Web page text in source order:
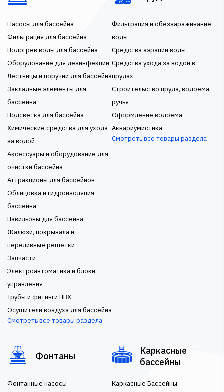
Насосы для бассейна
Фильтрация для бассейна
Подогрев воды для бассейна
Оборудование для дезинфекции
Лестницы и поручни для бассейна
Закладные элементы для
бассейна
Подсветка для бассейна
Химические средства для ухода
за водой
Аксессуары и оборудование для
очистки бассейна
Аттракционы для бассейнов
Облицовка и гидроизоляция
бассейна
Павильоны для бассейна
Жалюзи, покрывала и
переливные решетки
Запчасти
Электроавтоматика и блоки
управления
Трубы и фитинги ПВХ
Осушители воздуха для бассейна
Смотреть все товары раздела
Фильтрация и обеззараживание
воды
Средства аэрации воды
Средства ухода за водой в
прудах
Строительство пруда, водоема,
ручья
Оформление водоема
Аквариумистика
Смотреть все товары раздела
Фонтаны
Фонтанные насосы
Каркасные
бассейны
Каркасные Бассейны